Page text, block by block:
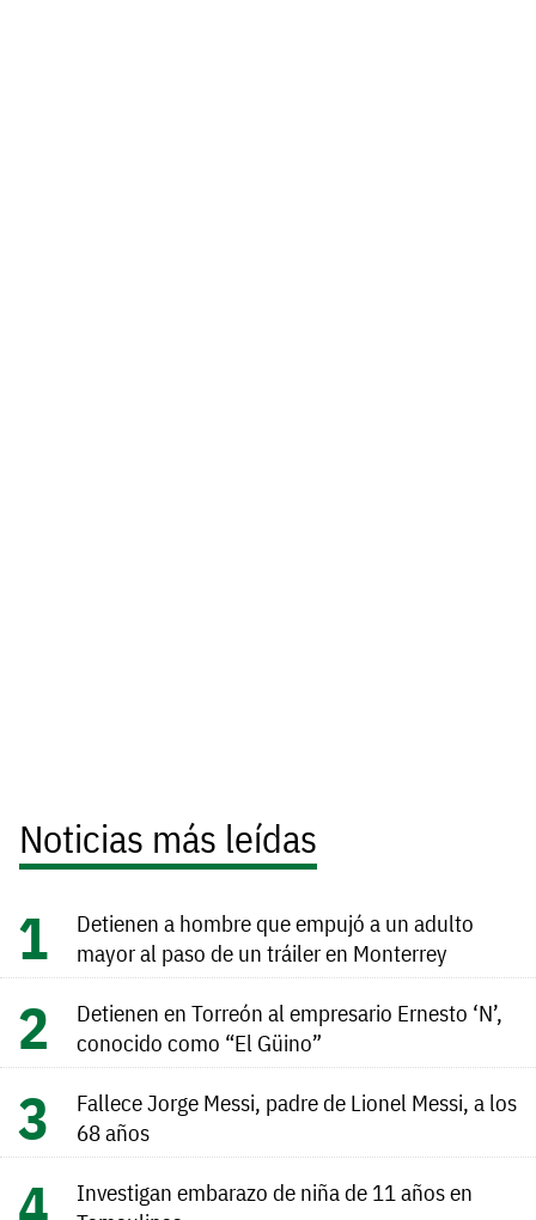
Noticias más leídas
Detienen a hombre que empujó a un adulto
mayor al paso de un tráiler en Monterrey
Detienen en Torreón al empresario Ernesto ‘N’,
conocido como “El Güino”
Fallece Jorge Messi, padre de Lionel Messi, a los
68 años
Investigan embarazo de niña de 11 años en